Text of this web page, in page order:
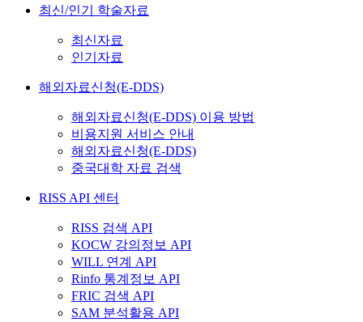
최신/인기 학술자료
최신자료
인기자료
해외자료신청(E-DDS)
해외자료신청(E-DDS) 이용 방법
비용지원 서비스 안내
해외자료신청(E-DDS)
중국대학 자료 검색
RISS API 센터
RISS 검색 API
KOCW 강의정보 API
WILL 연계 API
Rinfo 통계정보 API
FRIC 검색 API
SAM 분석활용 API